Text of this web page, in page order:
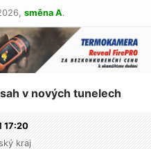
směna A.
v nových tunelech
17:20
kraj